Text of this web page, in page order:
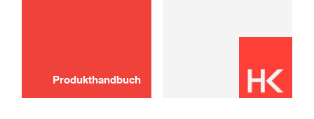
Produkthandbuch